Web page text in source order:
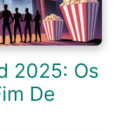
2025: Os
De